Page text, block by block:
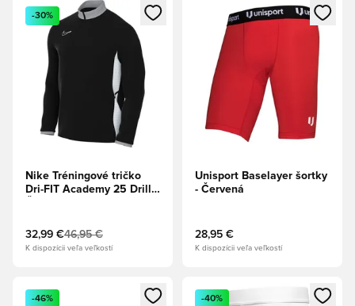
Otvorí modál na prihlásenie alebo registráciu ako člen
-30%
Nike Tréningové tričko
Dri-FIT Academy 25 Drill -
32,99 €46,95 €
K dispozícii veľa veľkostí
Otvorí modál na prihlásenie
Unisport Baselayer šortky
- Červená
28,95 €
K dispozícii veľa veľkostí
Otvorí modál na prihlásenie alebo registráciu ako člen
-46%
Otvorí modál na prihlásenie
-40%